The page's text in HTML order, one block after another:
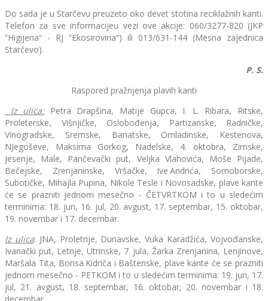
Do sada je u Starčevu preuzeto oko devet stotina reciklažnih kanti.
Telefon za sve informacijeu vezi ove akcije: 060/3277-820 (JKP
“Higijena“ - RJ “Ekosirovina“) ili 013/631-144 (Mesna zajednica
Starčevo).
P. S.
Raspored pražnjenja plavih kanti
Iz ulica:Petra Drapšina, Matije Gupca, I. L. Ribara, Ritske,
Proleterske, Višnjičke, Oslobođenja, Partizanske, Radničke,
Vinogradske, Sremske, Banatske, Omladinske, Kestenova,
NJegoševe, Maksima Gorkog, Nadelske, 4. oktobra, Zimske,
Jesenje, Male, Pančevački put, Veljka Vlahovića, Moše Pijade,
Bečejske, Zrenjaninske, Vršačke, Ive Andrića, Somoborske,
Subotičke, Mihajla Pupina, Nikole Tesle i Novosadske, plave kante
će se prazniti jednom mesečno - ČETVRTKOM i to u sledećim
terminima: 18. jun, 16. jul, 20. avgust, 17. septembar, 15. oktobar,
19. novembar i 17. decembar.
Iz ulica: JNA, Proletnje, Dunavske, Vuka Karadžića, Vojvođanske,
Ivanački put, Letnje, Utrinske, 7. jula, Žarka Zrenjanina, Lenjinove,
Maršala Tita, Borisa Kidriča i Baštenske, plave kante će se prazniti
jednom mesečno - PETKOM i to u sledećim terminima: 19. jun, 17.
jul, 21. avgust, 18. septembar, 16. oktobar, 20. novembar i 18.